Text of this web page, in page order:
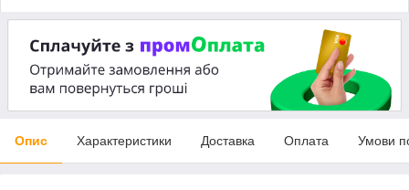
Опис Характеристики Доставка Оплата Умови